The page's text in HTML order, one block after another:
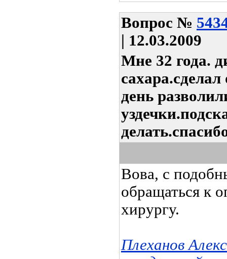
Вопрос №
| 12.03.2009
Мне 32 года.
день
Вова, с
обращаться к
хирургу.
Плеханов